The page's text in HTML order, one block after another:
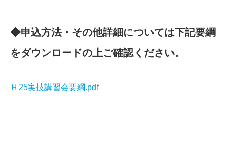
◆申込方法・その他詳細については下記要綱
をダウンロードの上ご確認ください。
Ｈ25実技講習会要綱.pdf